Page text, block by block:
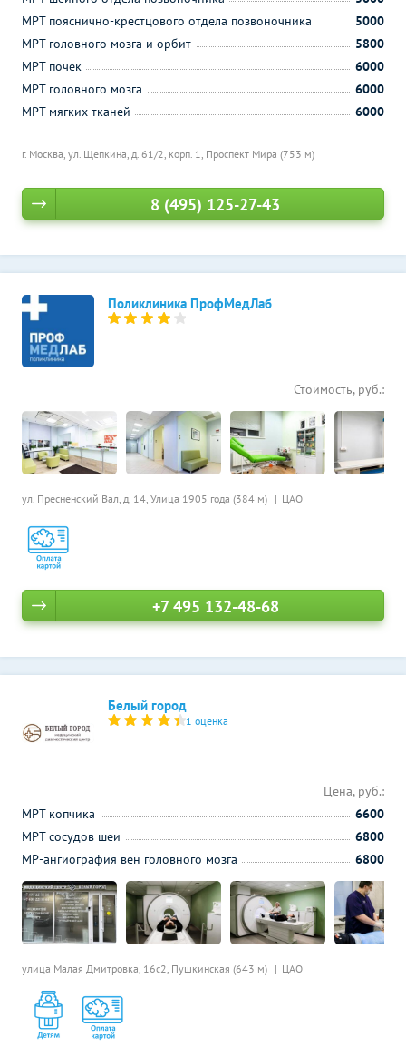
г. Москва, ул. Щепкина, д. 61/2, корп. 1, Проспект Мира (753 м)
МРТ пояснично-крестцового отдела позвоночника
5000
МРТ головного мозга и орбит
5800
МРТ почек
6000
МРТ головного мозга
6000
МРТ мягких тканей
6000
8 (495) 125-27-43
Поликлиника ПрофМедЛаб
ул. Пресненский Вал, д. 14, Улица 1905 года (384 м) ЦАО
Стоимость, руб.:
+7 495 132-48-68
Белый город
1 оценка
улица Малая Дмитровка, 16с2, Пушкинская (643 м) ЦАО
Цена, руб.:
МРТ копчика
6600
МРТ сосудов шеи
6800
МР-ангиография вен головного мозга
6800